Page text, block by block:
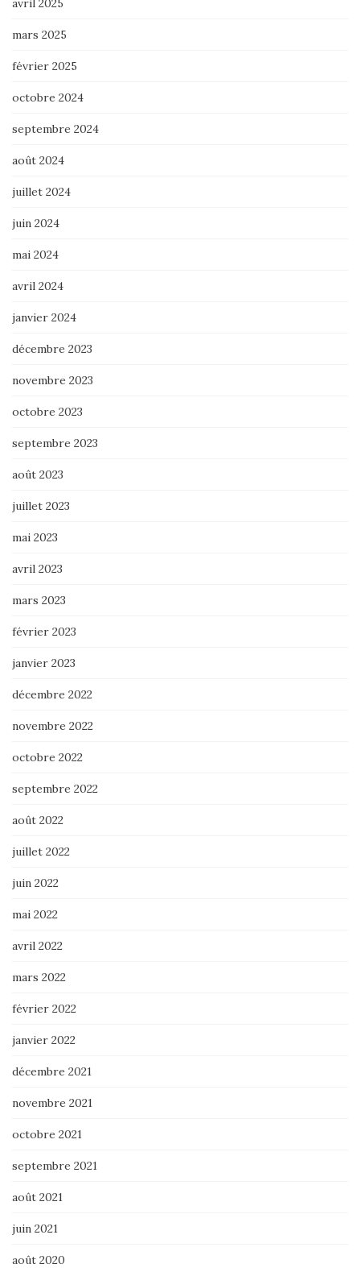
avril 2025
mars 2025
février 2025
octobre 2024
septembre 2024
août 2024
juillet 2024
juin 2024
mai 2024
avril 2024
janvier 2024
décembre 2023
novembre 2023
octobre 2023
septembre 2023
août 2023
juillet 2023
mai 2023
avril 2023
mars 2023
février 2023
janvier 2023
décembre 2022
novembre 2022
octobre 2022
septembre 2022
août 2022
juillet 2022
juin 2022
mai 2022
avril 2022
mars 2022
février 2022
janvier 2022
décembre 2021
novembre 2021
octobre 2021
septembre 2021
août 2021
juin 2021
août 2020